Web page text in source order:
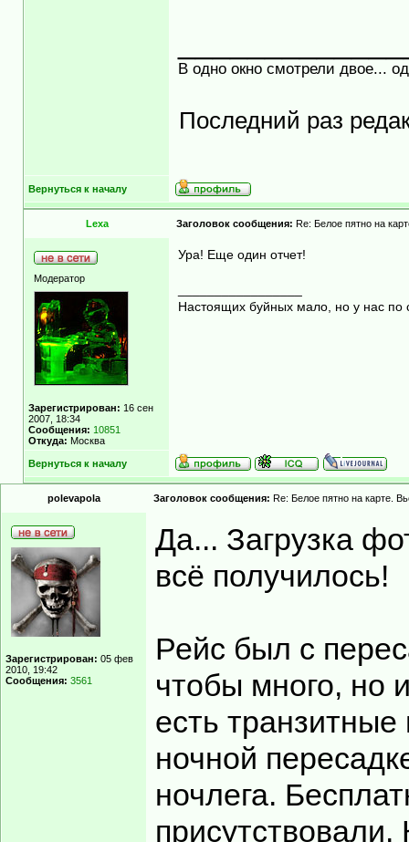
В одно окно смотрели двое...
Последний раз
Вернуться к началу
Lexa Заголовок сообщения: Re: Белое пятно на
Модератор
Зарегистрирован: 16 сен
2007, 18:34
Сообщения: 10851
Откуда: Москва
Ура! Еще один отчет!
Настоящих буйных мало, но у нас по
Вернуться к началу
polevapola Заголовок сообщения: Re: Белое пятно на карте.
Зарегистрирован: 05 фев
2010, 19:42
Сообщения: 3561
Да... Загрузка
всё получилось!
Рейс был с
чтобы много, но
есть
ночной
ночлега.